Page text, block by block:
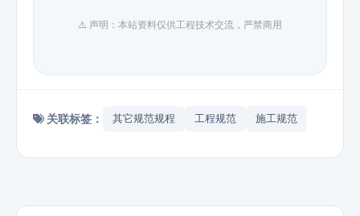
⚠️ 声明：本站资料仅供工程技术交流，严禁商用
关联标签： 其它规范规程 工程规范 施工规范